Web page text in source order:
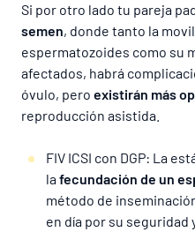
Si por otro lado tu pareja
semen, donde tanto la
espermatozoides como su
afectados, habrá
óvulo, pero existirán más
reproducción asistida.
FIV ICSI con DGP: La
lafecundación de un
método de
en día por su seguridad